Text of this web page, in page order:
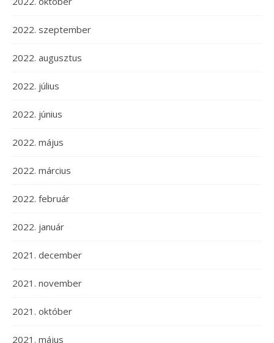
2022. szeptember
2022. augusztus
2022. július
2022. június
2022. május
2022. március
2022. február
2022. január
2021. december
2021. november
2021. október
2021. május